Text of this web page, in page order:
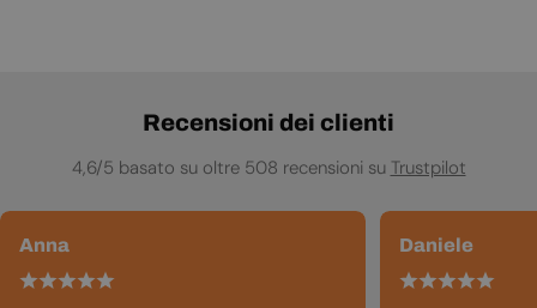
Recensioni dei clienti
4,6/5 basato su oltre 508 recensioni su Trustpilot
Anna Daniele